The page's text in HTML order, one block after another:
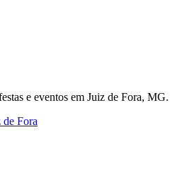
e eventos em Juiz de Fora, MG.